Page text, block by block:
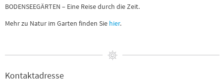
BODENSEEGÄRTEN – Eine Reise durch die Zeit.
Mehr zu Natur im Garten finden Sie hier.
Kontaktadresse